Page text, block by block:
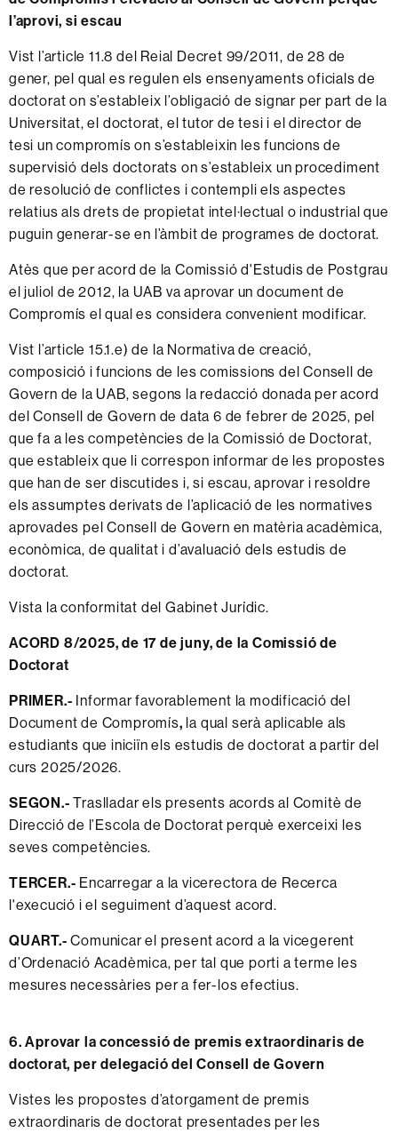
l’aprovi, si escau
Vist l’article 11.8 del Reial Decret 99/2011, de 28 de
gener, pel qual es regulen els ensenyaments oficials de
doctorat on s’estableix l’obligació de signar per part de la
Universitat, el doctorat, el tutor de tesi i el director de
tesi un compromís on s’estableixin les funcions de
supervisió dels doctorats on s’estableix un procediment
de resolució de conflictes i contempli els aspectes
relatius als drets de propietat intel·lectual o industrial que
puguin generar-se en l’àmbit de programes de doctorat.
Atès que per acord de la Comissió d'Estudis de Postgrau
el juliol de 2012, la UAB va aprovar un document de
Compromís el qual es considera convenient modificar.
Vist l’article 15.1.e) de la Normativa de creació,
composició i funcions de les comissions del Consell de
Govern de la UAB, segons la redacció donada per acord
del Consell de Govern de data 6 de febrer de 2025, pel
que fa a les competències de la Comissió de Doctorat,
que estableix que li correspon informar de les propostes
que han de ser discutides i, si escau, aprovar i resoldre
els assumptes derivats de l’aplicació de les normatives
aprovades pel Consell de Govern en matèria acadèmica,
econòmica, de qualitat i d’avaluació dels estudis de
doctorat.
Vista la conformitat del Gabinet Jurídic.
ACORD 8/2025, de 17 de juny, de la Comissió de
Doctorat
PRIMER.- Informar favorablement la modificació del
Document de Compromís, la qual serà aplicable als
estudiants que iniciïn els estudis de doctorat a partir del
curs 2025/2026.
SEGON.- Traslladar els presents acords al Comitè de
Direcció de l’Escola de Doctorat perquè exerceixi les
seves competències.
TERCER.- Encarregar a la vicerectora de Recerca
l'execució i el seguiment d’aquest acord.
QUART.- Comunicar el present acord a la vicegerent
d’Ordenació Acadèmica, per tal que porti a terme les
mesures necessàries per a fer-los efectius.
6. Aprovar la concessió de premis extraordinaris de
doctorat, per delegació del Consell de Govern
Vistes les propostes d’atorgament de premis
extraordinaris de doctorat presentades per les